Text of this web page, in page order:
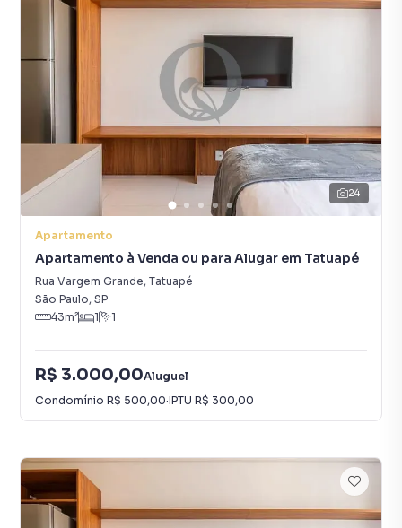
24
Apartamento
Apartamento à Venda ou para Alugar em Tatuapé
Rua Vargem Grande, Tatuapé
São Paulo, SP
43m² 1 1
R$ 3.000,00Aluguel
Condomínio R$ 500,00·IPTU R$ 300,00